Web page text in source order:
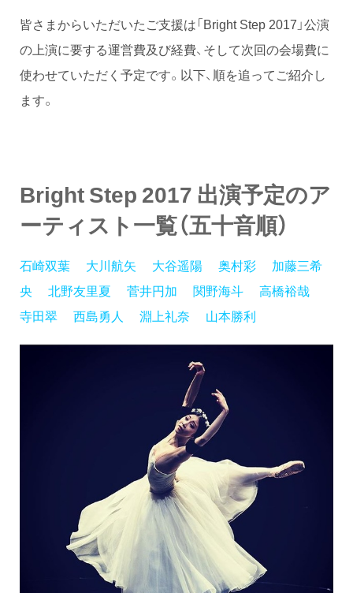
皆さまからいただいたご支援は「Bright Step 2017」公演
の上演に要する運営費及び経費、そして次回の会場費に
使わせていただく予定です。以下、順を追ってご紹介し
ます。
Bright Step 2017 出演予定のア
ーティスト一覧（五十音順）
石崎双葉 大川航矢 大谷遥陽 奥村彩
加藤三希
央
北野友里夏 菅井円加 関野海斗
高橋裕哉
寺田翠
西島勇人 淵上礼奈 山本勝利